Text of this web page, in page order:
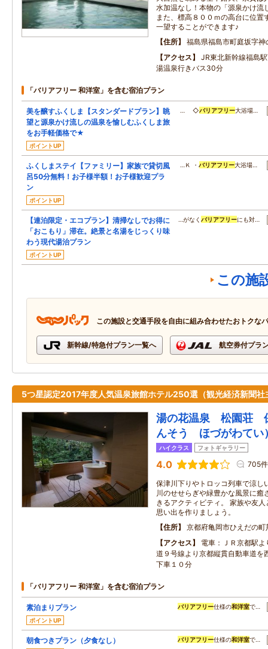
水加温なし！本物の「源泉かけ
また、標高８００ｍの高台に位置
一望することができます♪
住所
福島県福島市町庭坂字神
アクセス
JR東北新幹線福島
湯温泉行きバス30分
「バリアフリー 和洋室」を含む宿泊プラン
美を醸すふくしま【スタンダードプラン】眺
望と源泉かけ流しの温泉を愉しむふくしま旅
をお手軽価格で★
ポイントUP
… ◇バリアフリー大浴場…
ふくしまステイ【ファミリー】家族で貸切風
呂50分無料！お子様半額！お子様歓迎プラ
ン
ポイントUP
…Ｋ ・バリアフリー大浴場…
【連泊限定・エコプラン】清掃なしでお得に
「おこもり」滞在。絶景と名湯をじっくり味
わう現代湯治プラン
ポイントUP
…がなく バリアフリーにも対…
この施
この施設と交通手段を自由に組み合わせたおトクな
新幹線/特急付プラン一覧へ 航空券付プラ
5つ星認定2017年度人気温泉旅館ホテル250選（観光経済新聞社
湯の花温泉 松園荘
んそう ほづがわてい
ハイクラス フォトギャラリー
4.0 705件
保津川下りやトロッコ列車で涼し
川のせせらぎや緑豊かな風景に癒
きるアクティビティ。 家族や友
思い出を作りましょう。
住所
京都府亀岡市ひえだの
アクセス
電車：ＪＲ京都駅
道９号線より京都縦貫自動車道を
下車１０分
「バリアフリー 和洋室」を含む宿泊プラン
素泊まりプラン
ポイントUP
バリアフリー仕様の和洋室で…
朝食つきプラン（夕食なし） バリアフリー仕様の和洋室で…